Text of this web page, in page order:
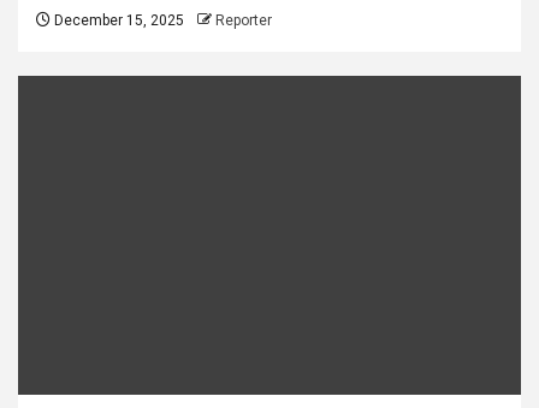
December 15, 2025 Reporter